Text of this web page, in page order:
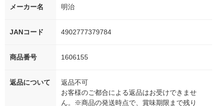
メーカー名 明治
JANコード 4902777379784
商品番号 1606155
返品について
返品不可
お客様のご都合による返品はお受けできませ
ん。※商品の発送時点で、賞味期限まで残り